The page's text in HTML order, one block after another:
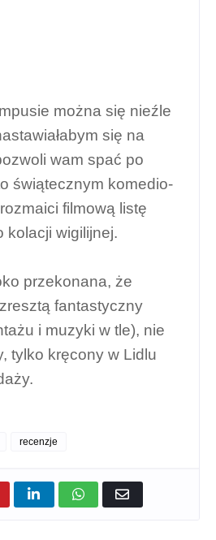
można się nieźle
się na
wam spać po
świątecznym komedio-
filmową listę
kolacji wigilijnej.
przekonana, że
fantastyczny
i muzyki w tle), nie
tylko kręcony w Lidlu
recenzje